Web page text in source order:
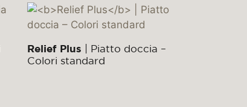
Relief Plus | Piatto doccia –
Colori standard